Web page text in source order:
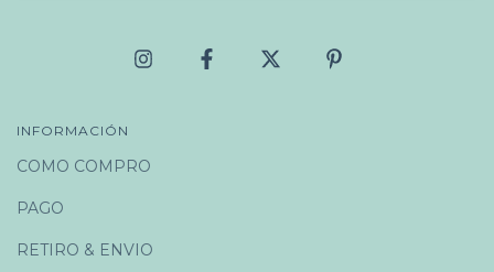
INFORMACIÓN
COMO COMPRO
PAGO
RETIRO & ENVIO